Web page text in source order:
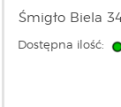
Śmigło Biela
Dostępna ilość: